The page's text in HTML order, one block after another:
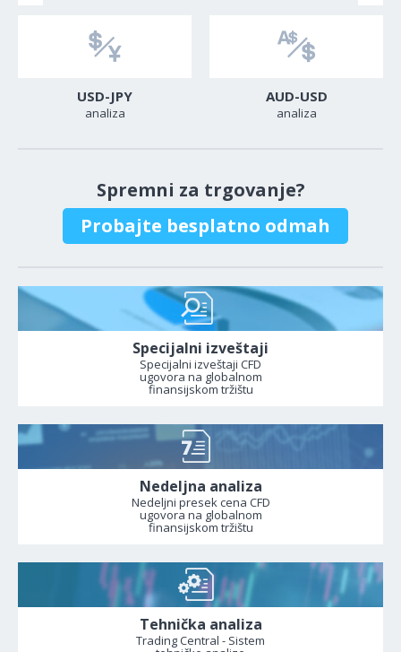
USD-JPY
analiza
AUD-USD
analiza
Spremni za trgovanje?
Probajte besplatno odmah
Specijalni izveštaji
Specijalni izveštaji CFD
ugovora na globalnom
finansijskom tržištu
Nedeljna analiza
Nedeljni presek cena CFD
ugovora na globalnom
finansijskom tržištu
Tehnička analiza
Trading Central - Sistem